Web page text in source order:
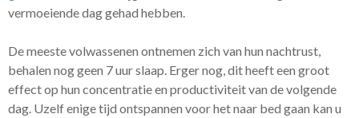
vermoeiende dag gehad hebben.
De meeste volwassenen ontnemen zich van hun nachtrust,
behalen nog geen 7 uur slaap. Erger nog, dit heeft een groot
effect op hun concentratie en productiviteit van de volgende
dag. Uzelf enige tijd ontspannen voor het naar bed gaan kan u